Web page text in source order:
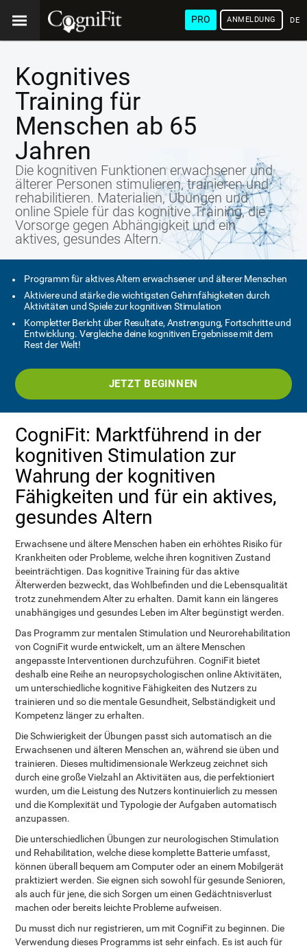
PRO ANMELDUNG
Kognitives
Training für
Menschen ab 65
Jahren
Die kognitiven Funktionen erwachsener und
älterer Personen stimulieren, trainieren und
rehabilitieren. Materialien, Übungen und
online Spiele für das kognitive Training, die
Vorsorge gegen Abhängigkeit und ein
aktives, gesundes Altern.
Programm für aktives Altern erwachsener und älterer Menschen
Aktiviere und stärke die wichtigsten Gehirnfähigkeiten durch
Aktivitäten und Spiele zur kognitiven Stimulation
Kompletter Bericht über Resultate, Anstrengung, Fortschritte und
Entwicklung. Vergleiche deine kognitiven Ergebnisse mit dem
Rest der Welt!
JETZT BEGINNEN
CogniFit: Marktführend in der
kognitiven Stimulation zur
Wahrung der kognitiven
Fähigkeiten und für ein aktives,
gesundes Altern
Erwachsene und ältere Menschen haben ein erhöhtes Risiko für
Krankheiten oder Probleme, welche ihren kognitiven Zustand
beeinträchtigen. Das kognitive Training für das aktive
Älterwerden bezweckt, das Wohlbefinden und die Lebensqualität
trotz zunehmendem Alter zu erhalten. Damit kann ein längeres
unabhängiges und gesundes Leben im Alter begünstigt werden.
Das Programm zur mentalen Stimulation und Neurorehabilitation
von CogniFit wurde entwickelt, um an ältere Menschen
angepasste Interventionen durchzuführen. CogniFit bietet
deshalb eine Reihe an neuropsychologischen online Aktivitäten,
um unterschiedliche kognitive Fähigkeiten des Nutzers zu
trainieren und so die mentale Gesundheit, Selbständigkeit und
Kompetenz länger zu erhalten.
Die Schwierigkeit der Übungen passt sich automatisch an die
Erwachsenen und älteren Menschen an, während sie üben und
trainieren. Dieses multidimensionale Werkzeug zeichnet sich
durch eine große Vielzahl an Aktivitäten aus, die perfektioniert
wurden, um die Leistung des Nutzers kontinuierlich zu messen
und die Komplexität und Typologie der Aufgaben automatisch
anzupassen.
Die unterschiedlichen Übungen zur neurologischen Stimulation
und Rehabilitation, welche diese komplette Batterie umfasst,
können überall bequem am Computer oder an einem Mobilgerät
praktiziert werden. Sie eignen sich sowohl für gesunde Senioren,
als auch für jene, die sich Sorgen um einen Gedächtnisverlust
machen oder bereits leichte Probleme aufweisen.
Du musst dich nur registrieren, um mit CogniFit zu beginnen. Die
Verwendung dieses Programms ist sehr einfach. Es ist auch für